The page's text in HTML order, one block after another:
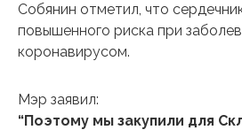
Собянин отметил, что
повышенного риска при
коронавирусом.
Мэр заявил:
“Поэтому мы закупили для